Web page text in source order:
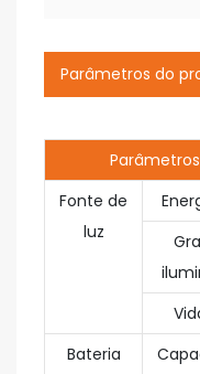
Parâmetros do
Parâmetros
Fonte de
luz
Bateria